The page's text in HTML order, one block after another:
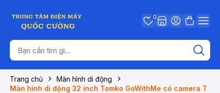
0
Trang chủ
Màn hình di động
Màn hình di động 32 inch Tomko GoWithMe có camera T